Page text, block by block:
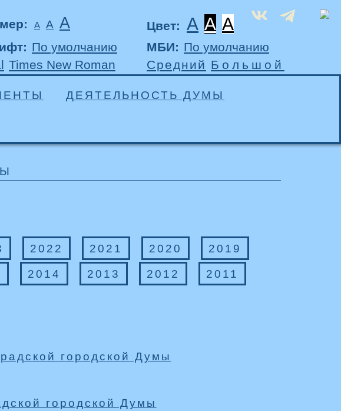
А А А Цвет: A A A
По умолчанию
Times New Roman
МБИ: По умолчанию
Средний Большой
ДЕЯТЕЛЬНОСТЬ ДУМЫ
2022 2021 2020 2019
2014 2013 2012
2011
городской Думы
городской Думы